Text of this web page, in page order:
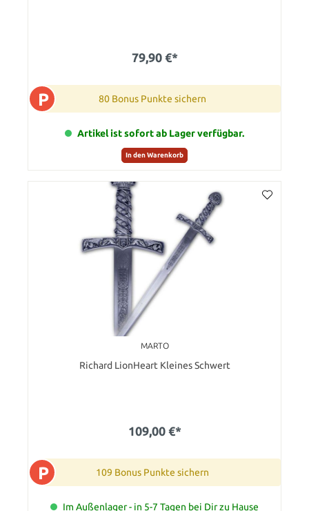
79,90 €*
P 80 Bonus Punkte sichern
Artikel ist sofort ab Lager verfügbar.
In den Warenkorb
MARTO
Richard LionHeart Kleines Schwert
109,00 €*
P 109 Bonus Punkte sichern
Im Außenlager - in 5-7 Tagen bei Dir zu Hause